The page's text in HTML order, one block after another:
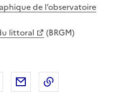
de l’observatoire
littoral
(BRGM)
sur X
Partager sur LinkedIn
Partager par email